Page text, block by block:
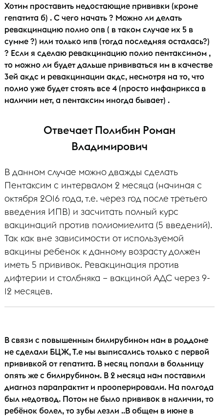
Хотим проставить недостающие прививки (кроме
гепатита б) . С чего начать ? Можно ли делать
ревакцинацию полио опв ( в таком случае их 5 в
сумме ?) или только ипв (тогда последняя осталась?)
? Если я сделаю ревакцинацию полио пентаксимом ,
то можно ли будет дальше прививаться им в качестве
3ей акдс и ревакцинации акдс, несмотря на то, что
полио уже будет стоять все 4 (просто инфанрикса в
наличии нет, а пентаксим иногда бывает) .
Отвечает Полибин Роман
Владимирович
В данном случае можно дважды сделать
Пентаксим с интервалом 2 месяца (начиная с
октября 2016 года, т.е. через год после третьего
введения ИПВ) и засчитать полный курс
вакцинаций против полиомиелита (5 введений).
Так как вне зависимости от используемой
вакцины ребенок к данному возрасту должен
иметь 5 прививок. Ревакцинация против
дифтерии и столбняка – вакциной АДС через 9-
12 месяцев.
В связи с повышенным билирубином нам в роддоме
не сделали БЦЖ, Т.е мы выписались только с первой
прививкой от гепатита. В месяц попали в больницу
опять же с билирубином. В 2 месяца нам поставили
диагноз парапрактит и прооперировали. На полгода
был медотвод. Потом не было прививок в наличии, то
ребёнок болел, то зубы лезли ..В общем в июне в